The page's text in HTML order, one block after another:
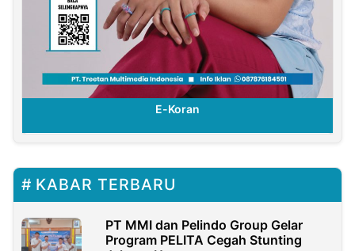
E-Koran
KABAR TERBARU
PT MMI dan Pelindo Group Gelar
Program PELITA Cegah Stunting